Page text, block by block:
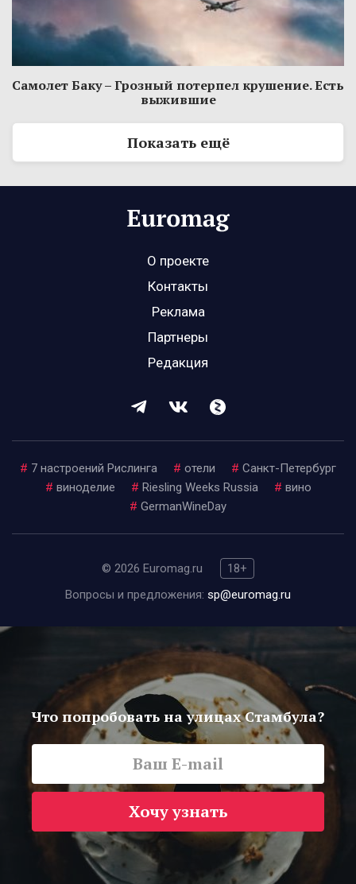
Самолет Баку – Грозный потерпел крушение. Есть
выжившие
Показать ещё
О проекте
Контакты
Реклама
Партнеры
Редакция
# 7 настроений Рислинга # отели # Санкт-Петербург
# виноделие # Riesling Weeks Russia # вино
# GermanWineDay
© 2026 Euromag.ru
18+
Вопросы и предложения: sp@euromag.ru
Что попробовать на улицах Стамбула?
Хочу узнать